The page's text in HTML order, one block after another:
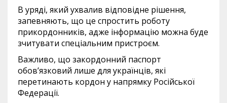
В уряді, який ухвалив відповідне рішення,
запевняють, що це спростить роботу
прикордонників, адже інформацію можна буде
зчитувати спеціальним пристроєм.
Важливо, що закордонний паспорт
обов’язковий лише для українців, які
перетинають кордон у напрямку Російської
Федерації.